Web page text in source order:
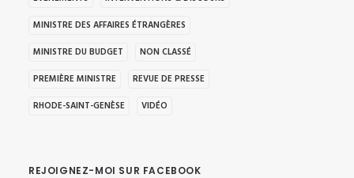
MINISTRE DES AFFAIRES ÉTRANGÈRES
MINISTRE DU BUDGET
NON CLASSÉ
PREMIÈRE MINISTRE
REVUE DE PRESSE
RHODE-SAINT-GENÈSE
VIDÉO
REJOIGNEZ-MOI SUR FACEBOOK